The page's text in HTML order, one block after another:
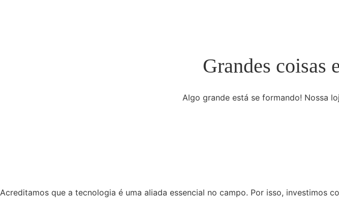
Grandes coisas
Algo grande está se formando! Nossa
Acreditamos que a tecnologia é uma aliada essencial no campo. Por isso, investimos